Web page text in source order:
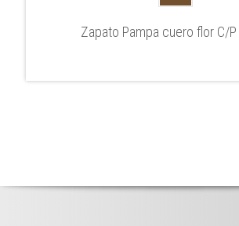
Zapato Pampa cuero flor C/